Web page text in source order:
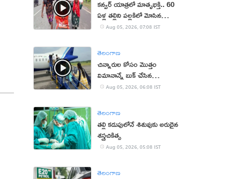
కన్వర్ యాత్రలో మాతృభక్తి.. 60
ఏళ్ల తల్లిని పల్లకిలో మోసిన
కొడుకు, కోడలు!
Aug 05, 2026, 07:08 IST
తెలంగాణ
చిన్నారుల కోసం మొత్తం
విమానాన్నే బుక్ చేసిన
యూట్యూబర్
Aug 05, 2026, 06:08 IST
తెలంగాణ
తల్లి కడుపులోనే శిశువుకు అరుదైన
శస్త్రచికిత్స
Aug 05, 2026, 05:08 IST
తెలంగాణ